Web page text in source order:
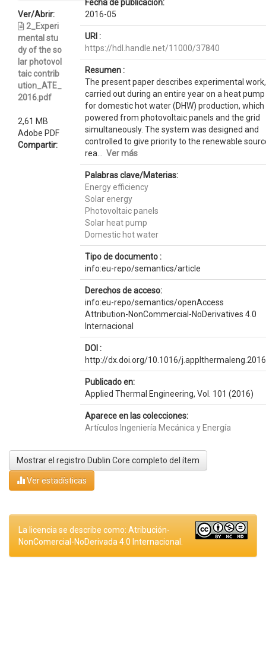
Ver/Abrir:
2_Experi
mental stu
dy of the so
lar photovol
taic contrib
ution_ATE_
2016.pdf
2,61 MB
Adobe PDF
Compartir:
Fecha de publicación:
2016-05
URI :
https://hdl.handle.net/11000/37840
Resumen :
The present paper describes experimental work,
carried out during an entire year on a heat
for domestic hot water (DHW) production, which
powered from photovoltaic panels and the grid
simultaneously. The system was designed and
controlled to give priority to the renewable
rea... Ver más
Palabras clave/Materias:
Energy efficiency
Solar energy
Photovoltaic panels
Solar heat pump
Domestic hot water
Tipo de documento :
info:eu-repo/semantics/article
Derechos de acceso:
info:eu-repo/semantics/openAccess
Attribution-NonCommercial-NoDerivatives 4.0
Internacional
DOI :
http://dx.doi.org/10.1016/
Publicado en:
Applied Thermal Engineering, Vol. 101 (2016)
Aparece en las colecciones:
Artículos Ingeniería Mecánica y Energía
Mostrar el registro Dublin Core completo del ítem
Ver estadísticas
La licencia se describe como: Atribución-
NonComercial-NoDerivada 4.0 Internacional.